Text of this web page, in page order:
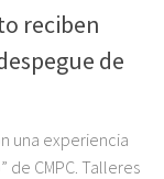
reciben
de
una experiencia
de CMPC. Talleres